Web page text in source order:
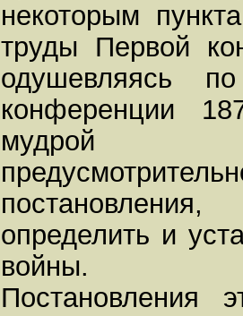
некоторым
труды Первой
одушевляясь
конференции
мудрой и
определить и
войны.
Постановления